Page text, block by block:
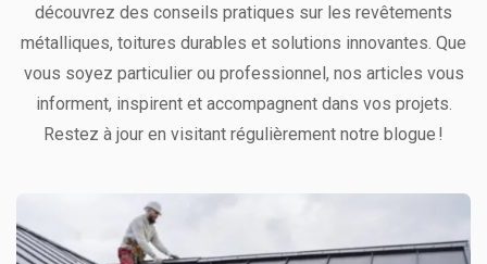
découvrez des conseils pratiques sur les revêtements
métalliques, toitures durables et solutions innovantes. Que
vous soyez particulier ou professionnel, nos articles vous
informent, inspirent et accompagnent dans vos projets.
Restez à jour en visitant régulièrement notre blogue !